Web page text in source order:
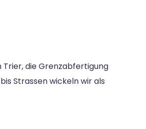
Trier, die Grenzabfertigung
Strassen wickeln wir als